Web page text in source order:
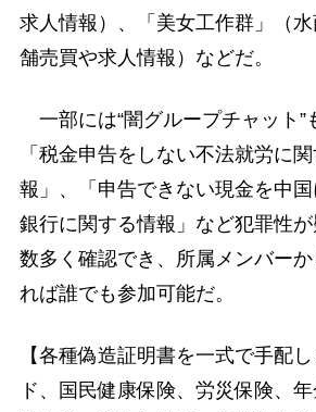
求人情報）、「美女工作群」（
舗売買や求人情報）などだ。
一部には“闇グループチャット”
「税金申告をしない不法就労に
報」、「申告できない現金を中
銀行に関する情報」など犯罪性
数多く確認でき、所属メンバー
れば誰でも参加可能だ。
【各種偽造証明書を一式で手配
ド、国民健康保険、労災保険、